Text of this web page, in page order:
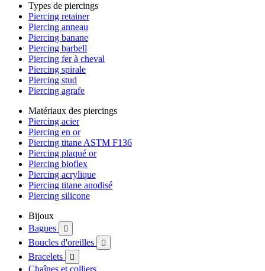
Types de piercings
Piercing retainer
Piercing anneau
Piercing banane
Piercing barbell
Piercing fer à cheval
Piercing spirale
Piercing stud
Piercing agrafe
Matériaux des piercings
Piercing acier
Piercing en or
Piercing titane ASTM F136
Piercing plaqué or
Piercing bioflex
Piercing acrylique
Piercing titane anodisé
Piercing silicone
Bijoux
Bagues

Boucles d'oreilles 
Bracelets 
Chaînes et colliers